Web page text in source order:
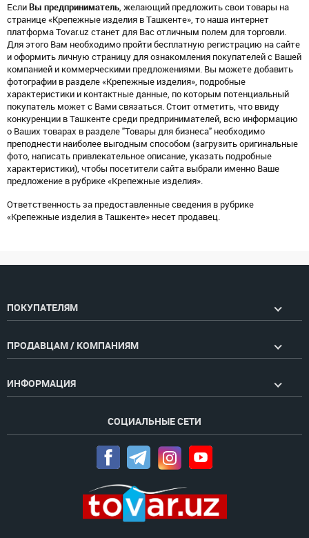
Если Вы предприниматель, желающий предложить свои товары на
странице «Крепежные изделия в Ташкенте», то наша интернет
платформа Tovar.uz станет для Вас отличным полем для торговли.
Для этого Вам необходимо пройти бесплатную регистрацию на сайте
и оформить личную страницу для ознакомления покупателей с Вашей
компанией и коммерческими предложениями. Вы можете добавить
фотографии в разделе «Крепежные изделия», подробные
характеристики и контактные данные, по которым потенциальный
покупатель может с Вами связаться. Стоит отметить, что ввиду
конкуренции в Ташкенте среди предпринимателей, всю информацию
о Ваших товарах в разделе "Товары для бизнеса" необходимо
преподнести наиболее выгодным способом (загрузить оригинальные
фото, написать привлекательное описание, указать подробные
характеристики), чтобы посетители сайта выбрали именно Ваше
предложение в рубрике «Крепежные изделия».
Ответственность за предоставленные сведения в рубрике
«Крепежные изделия в Ташкенте» несет продавец.
ПОКУПАТЕЛЯМ
ПРОДАВЦАМ / КОМПАНИЯМ
ИНФОРМАЦИЯ
СОЦИАЛЬНЫЕ СЕТИ